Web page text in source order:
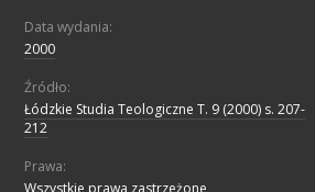
Data wydania:
2000
Źródło:
Łódzkie Studia Teologiczne T. 9 (2000) s. 207-
212
Prawa: